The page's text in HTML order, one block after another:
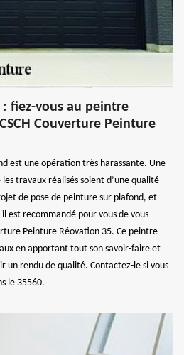
fiez-vous au peintre
Couverture Peinture
est une opération très harassante. Une
travaux réalisés soient d’une qualité
de pose de peinture sur plafond, et
est recommandé pour vous de vous
Peinture Réovation 35. Ce peintre
en apportant tout son savoir-faire et
un rendu de qualité. Contactez-le si vous
le 35560.